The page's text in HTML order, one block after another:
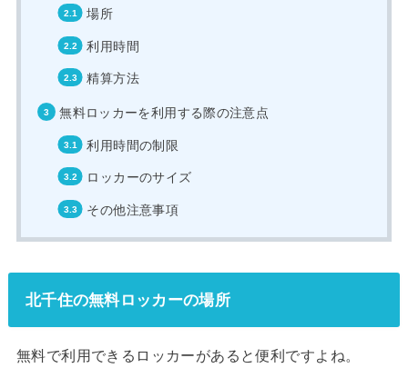
場所
利用時間
精算方法
無料ロッカーを利用する際の注意点
利用時間の制限
ロッカーのサイズ
その他注意事項
北千住の無料ロッカーの場所
無料で利用できるロッカーがあると便利ですよね。